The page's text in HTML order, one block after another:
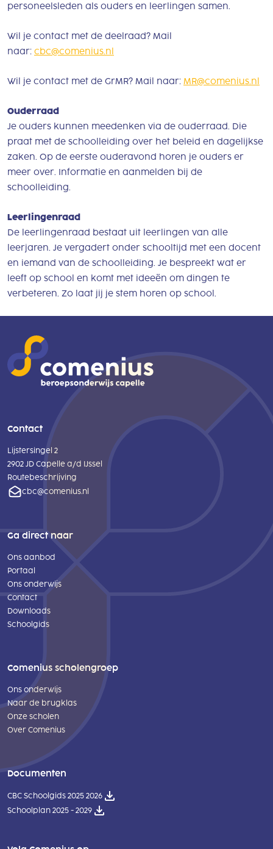
personeelsleden als ouders en leerlingen samen.
Wil je contact met de deelraad? Mail
naar: cbc@comenius.nl
Wil je contact met de GrMR? Mail naar: MR@comenius.nl
Ouderraad
Je ouders kunnen meedenken via de ouderraad. Die
praat met de schoolleiding over het beleid en dagelijkse
zaken. Op de eerste ouderavond horen je ouders er
meer over. Informatie en aanmelden bij de
schoolleiding.
Leerlingenraad
De leerlingenraad bestaat uit leerlingen van alle
leerjaren. Je vergadert onder schooltijd met een docent
en iemand van de schoolleiding. Je bespreekt wat er
leeft op school en komt met ideeën om dingen te
verbeteren. Zo laat jij je stem horen op school.
Contact
Lijstersingel 2
2902 JD Capelle a/d IJssel
Routebeschrijving
cbc@comenius.nl
Ga direct naar
Ons aanbod
Portaal
Ons onderwijs
Contact
Downloads
Schoolgids
Comenius scholengroep
Ons onderwijs
Naar de brugklas
Onze scholen
Over Comenius
Documenten
CBC Schoolgids 2025 2026
Schoolplan 2025 - 2029